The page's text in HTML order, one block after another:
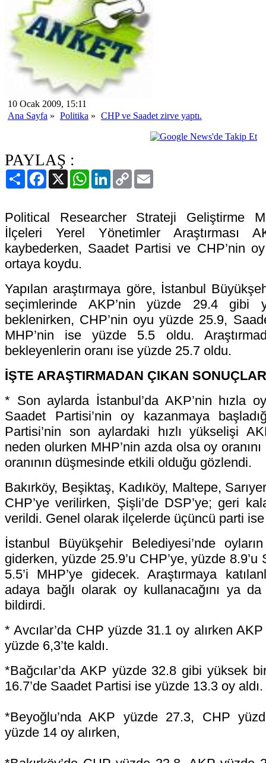
10 Ocak 2009, 15:11
Ana Sayfa » Politika » CHP ve Saadet zirve yaptı.
PAYLAŞ :
PaylaşFacebook
X WhatsAppLinkedIn
Copy
Link
Political Researcher Strateji Geliştirme
İlçeleri Yerel Yönetimler Araştırması
kaybederken, Saadet Partisi ve CHP’nin oy
ortaya koydu.
Yapılan araştırmaya göre, İstanbul
seçimlerinde AKP’nin yüzde 29.4 gibi
beklenirken, CHP’nin oyu yüzde 25.9,
MHP’nin ise yüzde 5.5 oldu.
bekleyenlerin oranı ise yüzde 25.7 oldu.
İŞTE ARAŞTIRMADAN ÇIKAN SONUÇLAR
* Son aylarda İstanbul’da AKP’nin hızla
Saadet Partisi’nin oy kazanmaya
Partisi’nin son aylardaki hızlı yükselişi
neden olurken MHP’nin azda olsa oy oranını
oranının düşmesinde etkili olduğu gözlendi.
Bakırköy, Beşiktaş, Kadıköy, Maltepe,
CHP’ye verilirken, Şişli’de DSP’ye; geri
verildi. Genel olarak ilçelerde üçüncü parti
İstanbul Büyükşehir Belediyesi’nde
giderken, yüzde 25.9’u CHP’ye, yüzde
5.5’i MHP’ye gidecek. Araştırmaya
adaya bağlı olarak oy kullanacağını ya
bildirdi.
* Avcılar’da CHP yüzde 31.1 oy alırken
yüzde 6,3’te kaldı.
*Bağcılar’da AKP yüzde 32.8 gibi yüksek
16.7’de Saadet Partisi ise yüzde 13.3 oy aldı.
*Beyoğlu’nda AKP yüzde 27.3, CHP
yüzde 14 oy alırken,